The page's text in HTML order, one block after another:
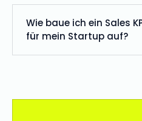
Wie baue ich ein Sales
für mein Startup auf?